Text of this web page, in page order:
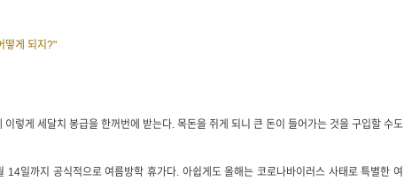
떻게 되지?"
렇게 세달치 봉급을 한꺼번에 받는다. 목돈을 쥐게 되니 큰 돈이 들어가는 것을 구입할 수도
일까지 공식적으로 여름방학 휴가다. 아쉽게도 올해는 코로나바이러스 사태로 특별한 여